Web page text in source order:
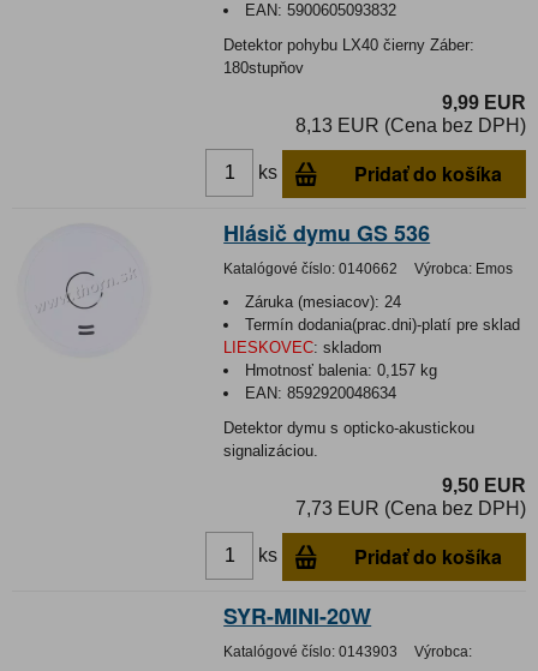
EAN:5900605093832
Detektor pohybu LX40 čierny Záber:
180stupňov
9,99 EUR
8,13 EUR (Cena bez DPH)
ks Pridať do košíka
Hlásič dymu GS 536
Katalógové číslo: 0140662 Výrobca: Emos
Záruka (mesiacov): 24
Termín dodania(prac.dni)-platí pre sklad
LIESKOVEC: skladom
Hmotnosť balenia:0,157 kg
EAN:8592920048634
Detektor dymu s opticko-akustickou
signalizáciou.
9,50 EUR
7,73 EUR (Cena bez DPH)
ks Pridať do košíka
SYR-MINI-20W
Katalógové číslo: 0143903 Výrobca: